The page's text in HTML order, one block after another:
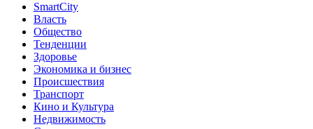
SmartCity
Власть
Общество
Тенденции
Здоровье
Экономика и бизнес
Происшествия
Транспорт
Кино и Культура
Недвижимость